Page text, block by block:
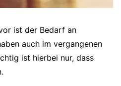
ist der Bedarf an
auch im vergangenen
ist hierbei nur, dass